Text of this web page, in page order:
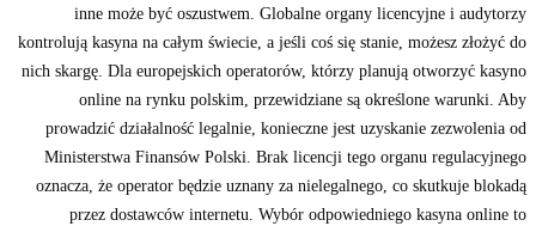
inne może być oszustwem. Globalne organy licencyjne i audytorzy
kontrolują kasyna na całym świecie, a jeśli coś się stanie, możesz złożyć do
nich skargę. Dla europejskich operatorów, którzy planują otworzyć kasyno
online na rynku polskim, przewidziane są określone warunki. Aby
prowadzić działalność legalnie, konieczne jest uzyskanie zezwolenia od
Ministerstwa Finansów Polski. Brak licencji tego organu regulacyjnego
oznacza, że operator będzie uznany za nielegalnego, co skutkuje blokadą
przez dostawców internetu. Wybór odpowiedniego kasyna online to